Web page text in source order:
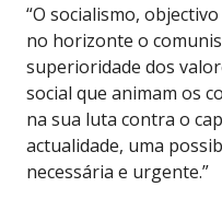
“O socialismo,
no horizonte o
superioridade dos
social que animam os
na sua luta contra o
actualidade, uma
necessária e urgente.”